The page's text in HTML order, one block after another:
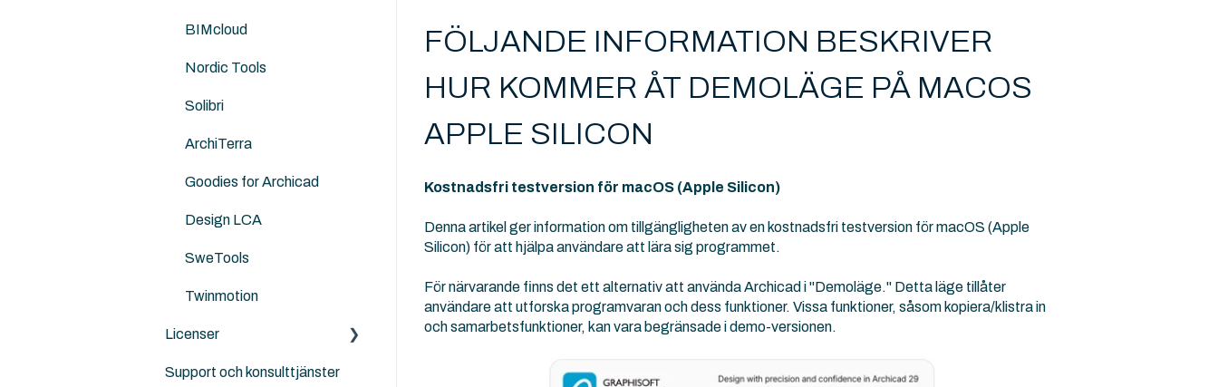
FÖLJANDE INFORMATION BESKRIVER
HUR KOMMER ÅT DEMOLÄGE PÅ MACOS
APPLE SILICON
Kostnadsfri testversion för macOS (Apple Silicon)
Denna artikel ger information om tillgängligheten av en kostnadsfri testversion för macOS (Apple
Silicon) för att hjälpa användare att lära sig programmet.
För närvarande finns det ett alternativ att använda Archicad i "Demoläge." Detta läge tillåter
användare att utforska programvaran och dess funktioner. Vissa funktioner, såsom kopiera/klistra in
och samarbetsfunktioner, kan vara begränsade i demo-versionen.
BIMcloud
Nordic Tools
Solibri
ArchiTerra
Goodies for Archicad
Design LCA
SweTools
Twinmotion
Licenser
Archicad
Support och konsulttjänster